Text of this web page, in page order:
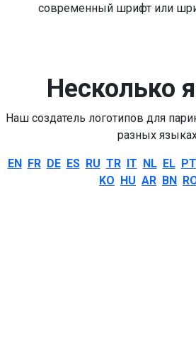
современный шрифт или
Несколько
Наш создатель логотипов для
разных
EN FR DE ES RU TR IT NL EL PT
KO HU AR BN